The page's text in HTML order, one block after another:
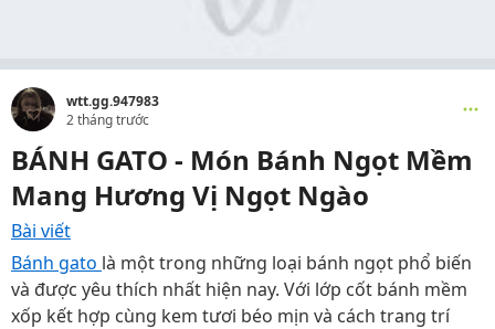
wtt.gg.947983
2 tháng trước
BÁNH GATO - Món Bánh Ngọt Mềm
Mang Hương Vị Ngọt Ngào
Bài viết
Bánh gato là một trong những loại bánh ngọt phổ biến
và được yêu thích nhất hiện nay. Với lớp cốt bánh mềm
xốp kết hợp cùng kem tươi béo mịn và cách trang trí